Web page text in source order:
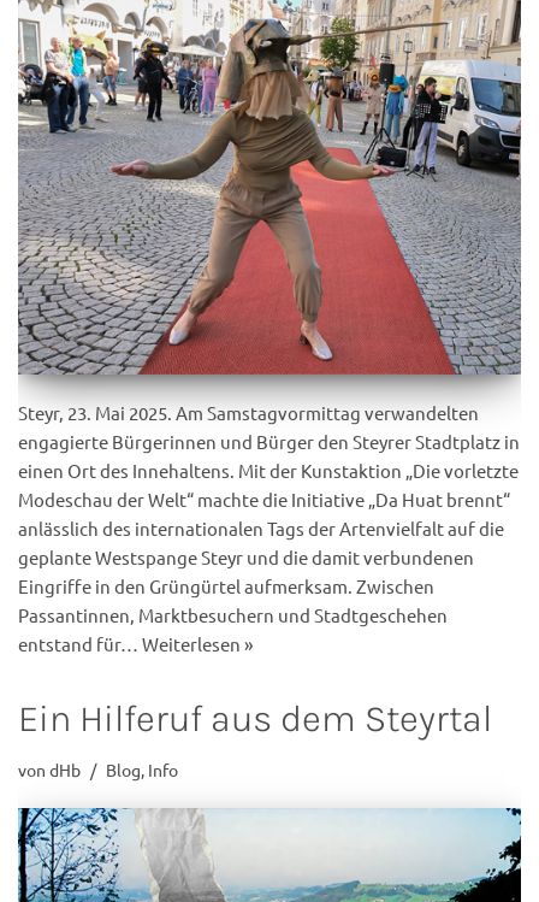
Steyr, 23. Mai 2025. Am Samstagvormittag verwandelten
engagierte Bürgerinnen und Bürger den Steyrer Stadtplatz in
einen Ort des Innehaltens. Mit der Kunstaktion „Die vorletzte
Modeschau der Welt“ machte die Initiative „Da Huat brennt“
anlässlich des internationalen Tags der Artenvielfalt auf die
geplante Westspange Steyr und die damit verbundenen
Eingriffe in den Grüngürtel aufmerksam. Zwischen
Passantinnen, Marktbesuchern und Stadtgeschehen
entstand für… Weiterlesen »
Ein Hilferuf aus dem Steyrtal
von dHb Blog, Info